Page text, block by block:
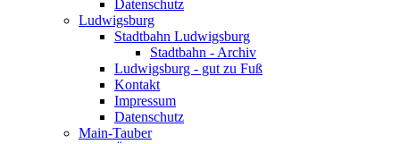
Datenschutz
Ludwigsburg
Stadtbahn Ludwigsburg
Stadtbahn - Archiv
Ludwigsburg - gut zu Fuß
Kontakt
Impressum
Datenschutz
Main-Tauber